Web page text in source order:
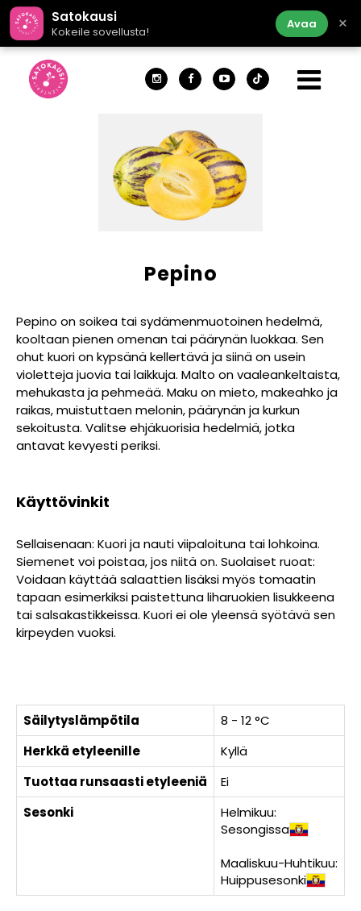
Satokausi
Kokeile sovellusta!
Avaa ×
Pepino
Pepino on soikea tai sydämenmuotoinen hedelmä,
kooltaan pienen omenan tai päärynän luokkaa. Sen
ohut kuori on kypsänä kellertävä ja siinä on usein
violetteja juovia tai laikkuja. Malto on vaaleankeltaista,
mehukasta ja pehmeää. Maku on mieto, makeahko ja
raikas, muistuttaen melonin, päärynän ja kurkun
sekoitusta. Valitse ehjäkuorisia hedelmiä, jotka
antavat kevyesti periksi.
Käyttövinkit
Sellaisenaan: Kuori ja nauti viipaloituna tai lohkoina.
Siemenet voi poistaa, jos niitä on. Suolaiset ruoat:
Voidaan käyttää salaattien lisäksi myös tomaatin
tapaan esimerkiksi paistettuna liharuokien lisukkeena
tai salsakastikkeissa. Kuori ei ole yleensä syötävä sen
kirpeyden vuoksi.
Säilytyslämpötila
8 - 12 °C
Herkkä etyleenille
Kyllä
Tuottaa runsaasti etyleeniä
Ei
Sesonki
Helmikuu:
Sesongissa
Maaliskuu-Huhtikuu:
Huippusesonki